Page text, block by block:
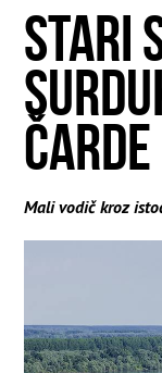
STARI
ČARDE
Mali vodič kroz